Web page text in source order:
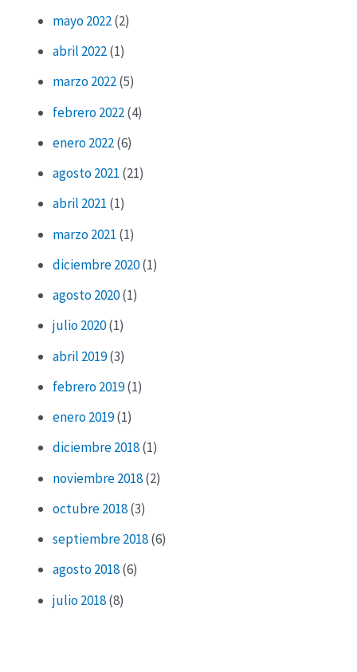
mayo 2022(2)
abril 2022(1)
marzo 2022(5)
febrero 2022(4)
enero 2022(6)
agosto 2021 (21)
abril 2021 (1)
marzo 2021 (1)
diciembre 2020(1)
agosto 2020(1)
julio 2020(1)
abril 2019(3)
febrero 2019(1)
enero 2019(1)
diciembre 2018(1)
noviembre 2018(2)
octubre 2018(3)
septiembre 2018(6)
agosto 2018(6)
julio 2018(8)